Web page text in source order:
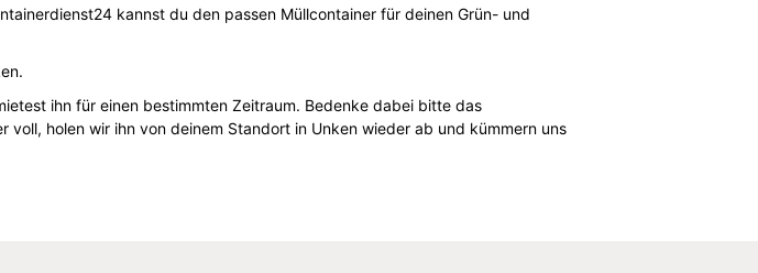
kannst du den passen Müllcontainer für deinen Grün- und
ihn für einen bestimmten Zeitraum. Bedenke dabei bitte das
holen wir ihn von deinem Standort in Unken wieder ab und kümmern uns